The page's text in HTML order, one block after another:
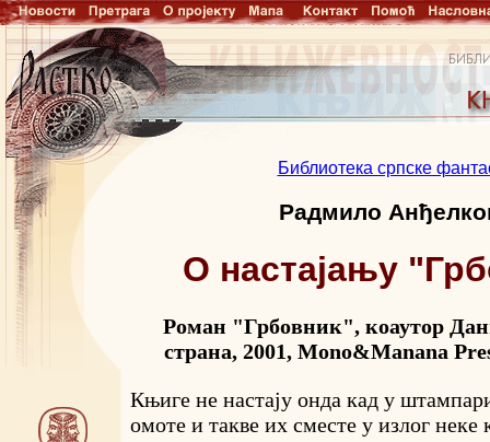
Библиотека српске
Радмило
О настајању
Роман "Грбовник", коаутор
страна, 2001, Mono&Manana
Књиге не настају онда кад у
омоте и такве их сместе у излог